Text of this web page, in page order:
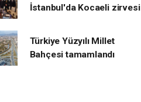
İstanbul'da Kocaeli zirvesi
Türkiye Yüzyılı Millet
Bahçesi tamamlandı